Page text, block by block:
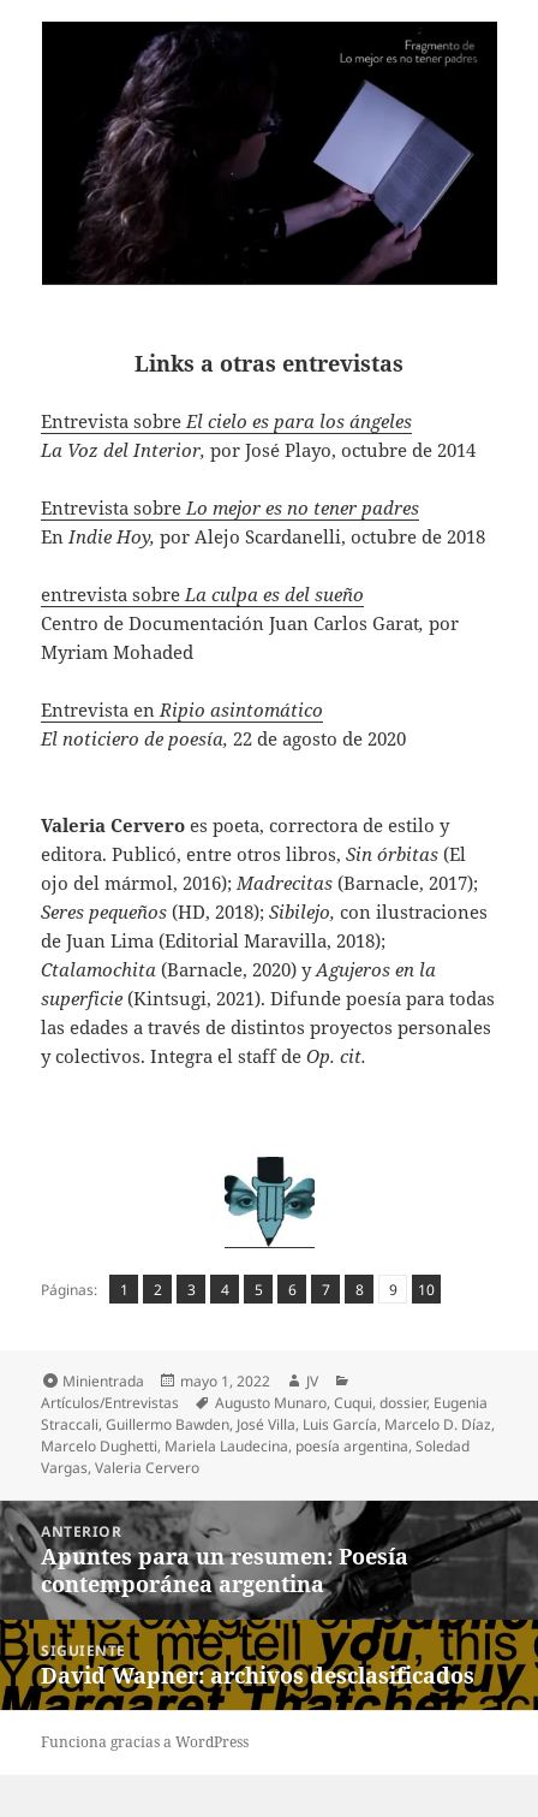
Links a otras entrevistas
Entrevista sobreEl cielo es para los ángeles
La Voz del Interior, por José Playo, octubre de 2014
Entrevista sobreLo mejor es no tener padres
EnIndie Hoy, por Alejo Scardanelli, octubre de 2018
entrevista sobreLa culpa es del sueño
Centro de Documentación Juan Carlos Garat,por
Myriam Mohaded
Entrevista enRipio asintomático
El noticiero de poesía, 22 de agosto de 2020
Valeria Cervero es poeta, correctora de estilo y
editora. Publicó, entre otros libros,Sin órbitas (El
ojo del mármol, 2016);Madrecitas (Barnacle, 2017);
Seres pequeños (HD, 2018);Sibilejo,con ilustraciones
de Juan Lima (Editorial Maravilla, 2018);
Ctalamochita (Barnacle, 2020) yAgujeros en la
superficie (Kintsugi, 2021). Difunde poesía para todas
las edades a través de distintos proyectos personales
y colectivos. Integra el staff deOp. cit.
Páginas: Página
1 ,
Página
2 ,
Página
3 ,
Página
4 ,
Página
5 ,
Página
6 ,
Página
7 ,
Página
8 ,
Página
9 ,
Página
10
Formato
Minientrada
Publicado
mayo 1, 2022 Autor
JV
Artículos/Entrevistas
Etiquetas
Augusto Munaro,Cuqui,dossier, Eugenia
Straccali,Guillermo Bawden, José Villa, Luis García, Marcelo D. Díaz,
Marcelo Dughetti, Mariela Laudecina, poesía argentina,Soledad
Vargas,Valeria Cervero
Navegación
de
entradas
ANTERIOR
Entrada
anterior:
Apuntes para un resumen: Poesía
contemporánea argentina
SIGUIENTE
Entrada
siguiente:
David Wapner: archivos desclasificados
Funciona gracias a WordPress